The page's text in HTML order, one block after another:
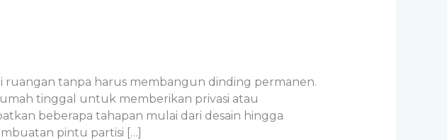
tanpa harus membangun dinding permanen.
tinggal untuk memberikan privasi atau
beberapa tahapan mulai dari desain hingga
pintu partisi […]